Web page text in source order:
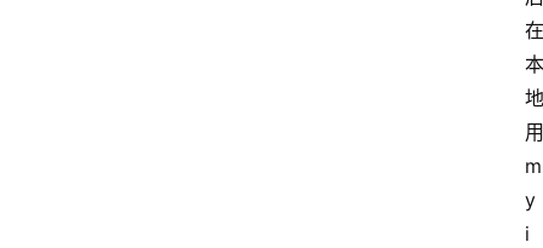
在
本
地
用
m
y
i